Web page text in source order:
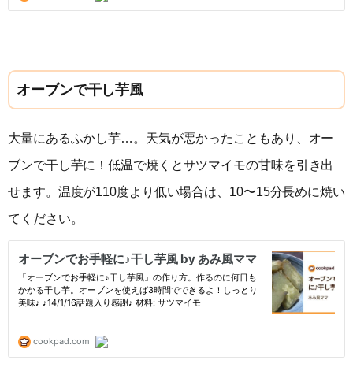
オーブンで干し芋風
大量にあるふかし芋…。天気が悪かったこともあり、オー
ブンで干し芋に！低温で焼くとサツマイモの甘味を引き出
せます。温度が110度より低い場合は、10〜15分長めに焼い
てください。